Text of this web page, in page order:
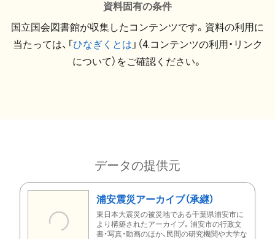
資料固有の条件
国立国会図書館が収集したコンテンツです。資料の利用に
当たっては、「ひなぎくとは 」（4.コンテンツの利用・リンク
について）をご確認ください。
データの提供元
浦安震災アーカイブ（承継）
東日本大震災の被災地である千葉県浦安市に
より構築されたアーカイブ。浦安市の行政文
書・写真・動画のほか、民間の研究機関や大学な